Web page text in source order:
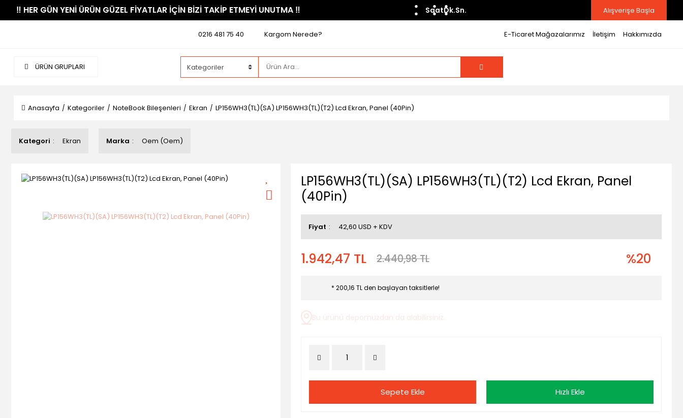
​‼️​ HER GÜN YENİ ÜRÜN GÜZEL FİYATLAR İÇİN BİZİ TAKİP ETMEYİ UNUTMA ​‼️​ SaatDk.Sn. Alışverişe Başla
0216 481 75 40 Kargom Nerede? E-Ticaret Mağazalarımız İletişim Hakkımızda
ÜRÜN GRUPLARI
Anasayfa Kategoriler NoteBook Bileşenleri Ekran LP156WH3(TL)(SA) LP156WH3(TL)(T2) Lcd Ekran, Panel (40Pin)
Kategori Ekran Marka Oem (Oem)
LP156WH3(TL)(SA) LP156WH3(TL)(T2) Lcd Ekran, Panel
(40Pin)
Fiyat 42,60 USD + KDV
1.942,47 TL 2.440,98 TL %20
* 200,16 TL den başlayan taksitlerle!
Bu ürünü depomuzdan da alabilirsiniz.
Sepete Ekle Hızlı Ekle